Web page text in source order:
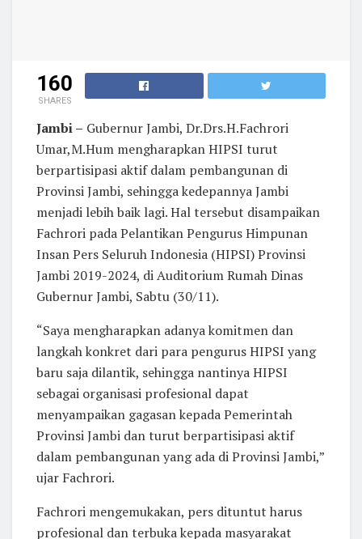
160
SHARES
Jambi – Gubernur Jambi, Dr.Drs.H.Fachrori
Umar,M.Hum mengharapkan HIPSI turut
berpartisipasi aktif dalam pembangunan di
Provinsi Jambi, sehingga kedepannya Jambi
menjadi lebih baik lagi. Hal tersebut disampaikan
Fachrori pada Pelantikan Pengurus Himpunan
Insan Pers Seluruh Indonesia (HIPSI) Provinsi
Jambi 2019-2024, di Auditorium Rumah Dinas
Gubernur Jambi, Sabtu (30/11).
“Saya mengharapkan adanya komitmen dan
langkah konkret dari para pengurus HIPSI yang
baru saja dilantik, sehingga nantinya HIPSI
sebagai organisasi profesional dapat
menyampaikan gagasan kepada Pemerintah
Provinsi Jambi dan turut berpartisipasi aktif
dalam pembangunan yang ada di Provinsi Jambi,”
ujar Fachrori.
Fachrori mengemukakan, pers dituntut harus
profesional dan terbuka kepada masyarakat